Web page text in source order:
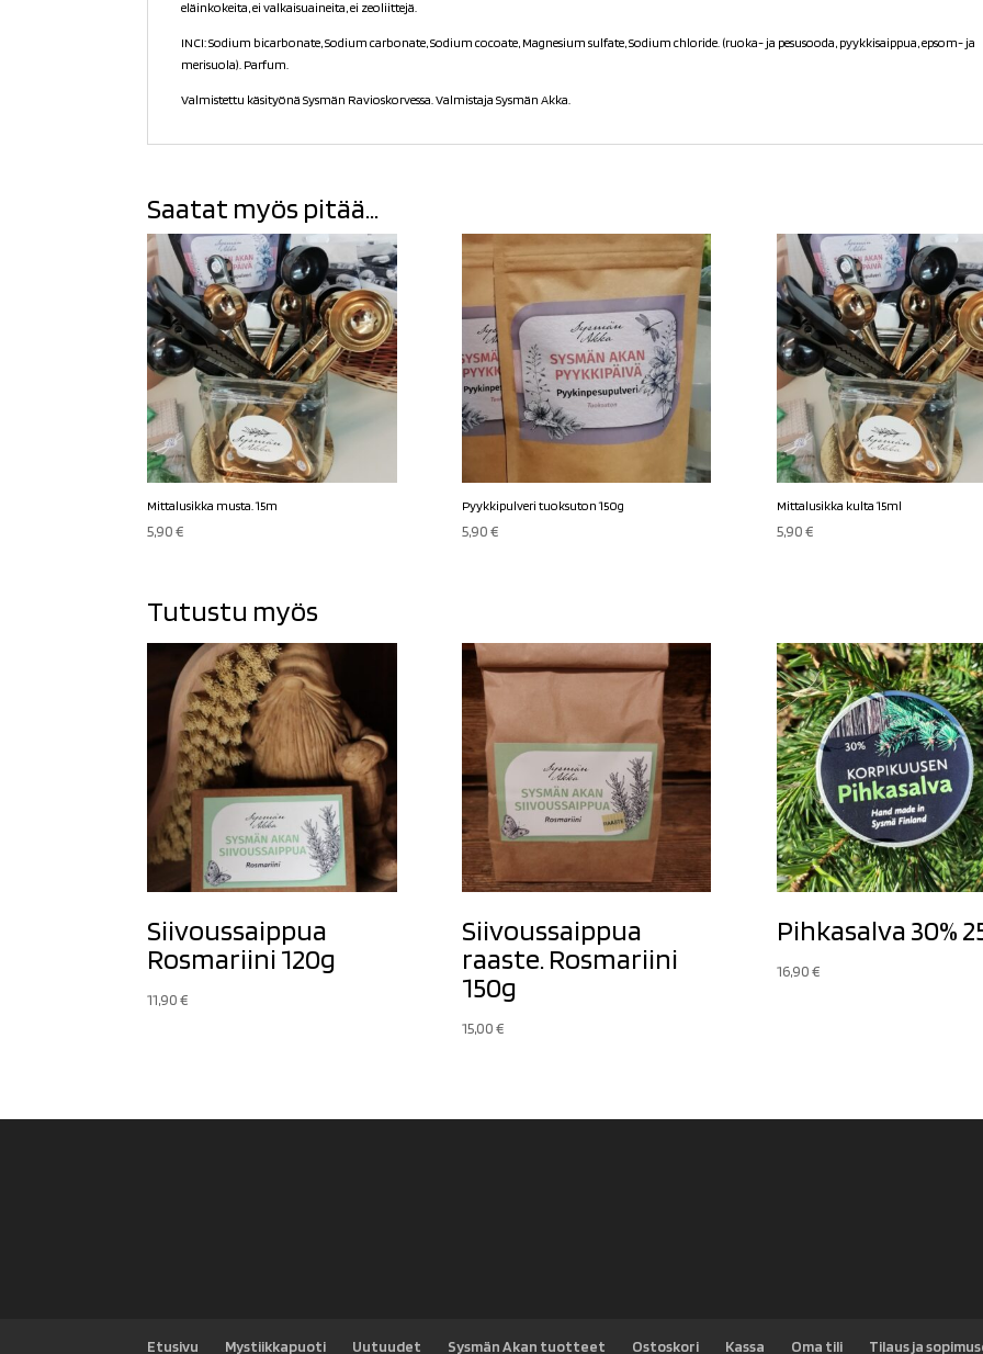
eläinkokeita, ei valkaisuaineita, ei zeoliittejä.
INCI: Sodium bicarbonate, Sodium carbonate, Sodium cocoate, Magnesium sulfate, Sodium chloride. (ruoka- ja pesusooda, pyykkisaippua, epsom- ja
merisuola). Parfum.
Valmistettu käsityönä Sysmän Ravioskorvessa. Valmistaja Sysmän Akka.
Saatat myös pitää...
Mittalusikka musta. 15m
5,90€
Pyykkipulveri tuoksuton 150g
5,90€
Mittalusikka kulta 15ml
5,90€
Tutustu myös
Siivoussaippua
Rosmariini 120g
11,90€
Siivoussaippua
raaste. Rosmariini
150g
15,00€
Pihkasalva 30%
16,90€
Etusivu Mystiikkapuoti Uutuudet Sysmän Akan tuotteet Ostoskori Kassa Oma tili Tilaus ja